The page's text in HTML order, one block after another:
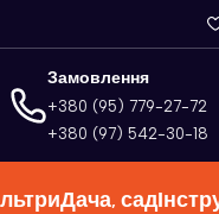
Замовлення
+380 (95) 779-27-72
+380 (97) 542-30-18
Дача, сад